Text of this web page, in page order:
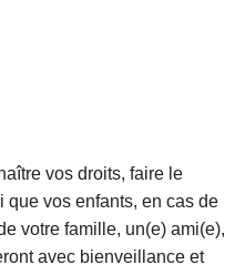
vos droits, faire le
que vos enfants, en cas de
votre famille, un(e) ami(e),
avec bienveillance et